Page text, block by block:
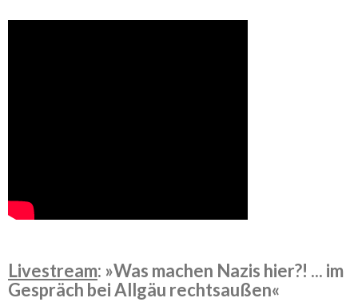
Livestream: »Was machen Nazis hier?! ... im
Gespräch bei Allgäu rechtsaußen«